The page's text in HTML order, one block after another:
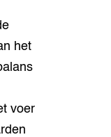
het
voer